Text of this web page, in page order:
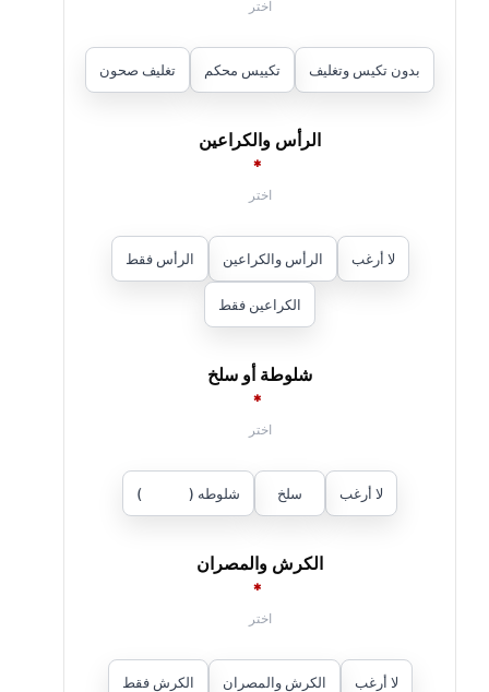
بدون تكيس وتغليف تكييس محكم تغليف صحون
الرأس والكراعين
*
لا أرغب الرأس والكراعين الرأس فقط
الكراعين فقط
شلوطة أو سلخ
*
لا أرغب سلخ شلوطه ( )
الكرش والمصران
*
لا أرغب الكرش والمصران الكرش فقط